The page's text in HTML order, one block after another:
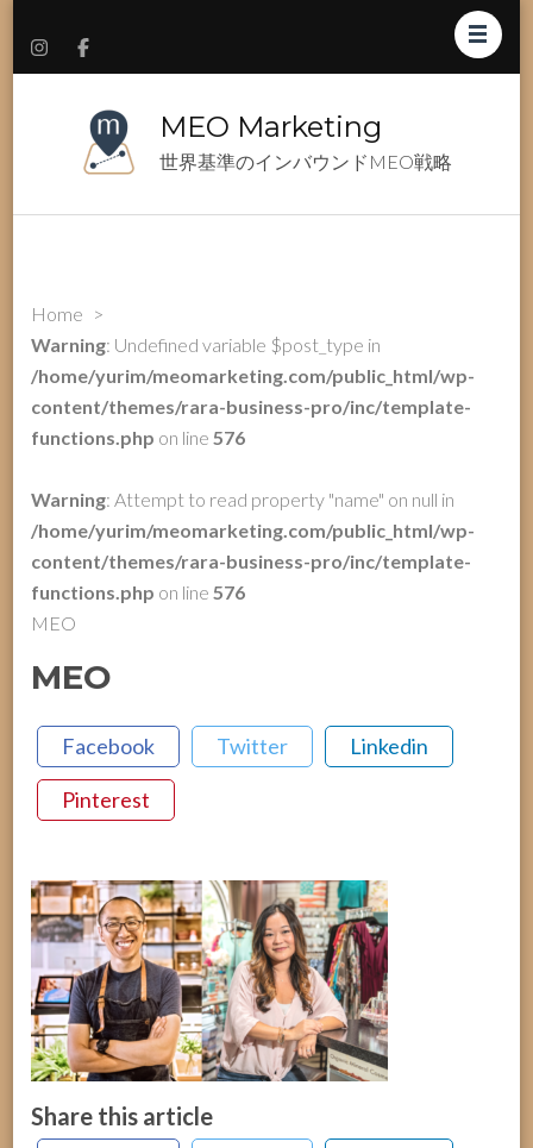
MEO Marketing
世界基準のインバウンドMEO戦略
Home >
Warning: Undefined variable $post_type in
/home/yurim/meomarketing.com/public_html/wp-
content/themes/rara-business-pro/inc/template-
functions.php on line576
Warning: Attempt to read property "name" on null in
/home/yurim/meomarketing.com/public_html/wp-
content/themes/rara-business-pro/inc/template-
functions.php on line576
MEO
MEO
Facebook Twitter Linkedin
Pinterest
Share this article